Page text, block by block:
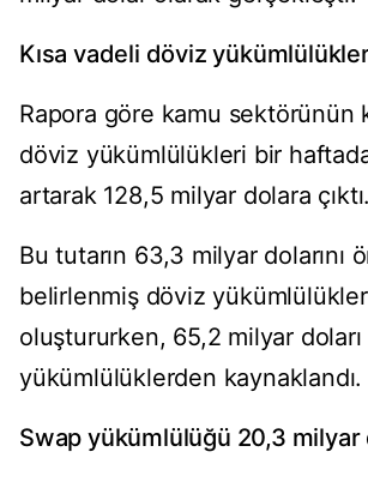
Kısa vadeli döviz
Rapora göre kamu sektörünün
döviz yükümlülükleri bir
artarak 128,5 milyar dolara çıktı.
Bu tutarın 63,3 milyar dolarını
belirlenmiş döviz
oluştururken, 65,2 milyar doları
yükümlülüklerden kaynaklandı.
Swap yükümlülüğü 20,3 milyar